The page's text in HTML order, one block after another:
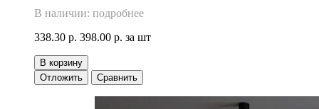
В наличии: подробнее
338.30 р. 398.00 р. за шт
В корзину
Отложить
Сравнить